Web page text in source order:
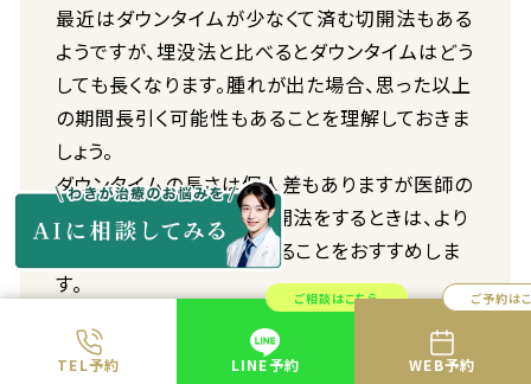
TEL予約
ご相談はこちら
LINE予約
ご予約は
WEB予約
最近はダウンタイムが少なくて済む切開法もある
ようですが、埋没法と比べるとダウンタイムはどう
しても長くなります。腫れが出た場合、思った以上
の期間長引く可能性もあることを理解しておきま
しょう。
ダウンタイムの長さは個人差もありますが医師の
技術も関係してきます。切開法をするときは、より
慎重にクリニック選びをすることをおすすめしま
す。
デメリット2. 修正が難しい